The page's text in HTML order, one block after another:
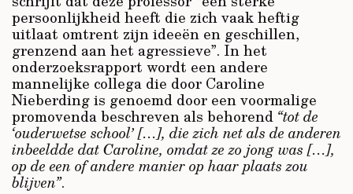
persoonlijkheid heeft die zich vaak heftig
uitlaat omtrent zijn ideeën en geschillen,
grenzend aan het agressieve”. In het
onderzoeksrapport wordt een andere
mannelijke collega die door Caroline
Nieberding is genoemd door een voormalige
promovenda beschreven als behorend “tot de
‘ouderwetse school’ […], die zich net als de anderen
inbeeldde dat Caroline, omdat ze zo jong was […],
op de een of andere manier op haar plaats zou
blijven”.